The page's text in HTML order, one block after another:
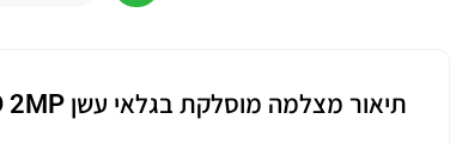
תיאור מצלמה מוסלקת בגלאי עשן AHD 2MP